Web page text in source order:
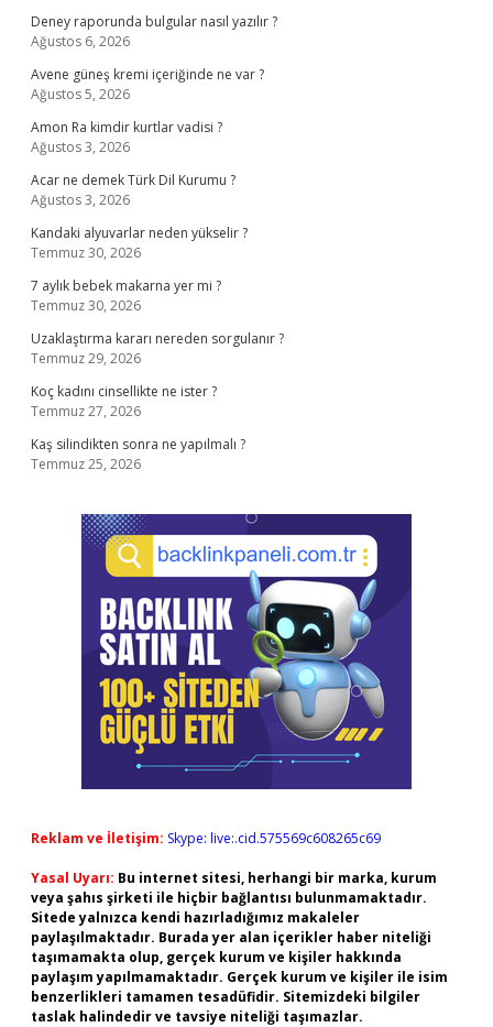
Deney raporunda bulgular nasıl yazılır ?
Ağustos 6, 2026
Avene güneş kremi içeriğinde ne var ?
Ağustos 5, 2026
Amon Ra kimdir kurtlar vadisi ?
Ağustos 3, 2026
Acar ne demek Türk Dil Kurumu ?
Ağustos 3, 2026
Kandaki alyuvarlar neden yükselir ?
Temmuz 30, 2026
7 aylık bebek makarna yer mi ?
Temmuz 30, 2026
Uzaklaştırma kararı nereden sorgulanır ?
Temmuz 29, 2026
Koç kadını cinsellikte ne ister ?
Temmuz 27, 2026
Kaş silindikten sonra ne yapılmalı ?
Temmuz 25, 2026
Reklam ve İletişim: Skype: live:.cid.575569c608265c69
Yasal Uyarı: Bu internet sitesi, herhangi bir marka, kurum
veya şahıs şirketi ile hiçbir bağlantısı bulunmamaktadır.
Sitede yalnızca kendi hazırladığımız makaleler
paylaşılmaktadır. Burada yer alan içerikler haber niteliği
taşımamakta olup, gerçek kurum ve kişiler hakkında
paylaşım yapılmamaktadır. Gerçek kurum ve kişiler ile isim
benzerlikleri tamamen tesadüfidir. Sitemizdeki bilgiler
taslak halindedir ve tavsiye niteliği taşımazlar.